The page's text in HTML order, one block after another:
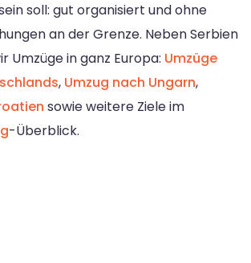
soll: gut organisiert und ohne
an der Grenze. Neben Serbien
Umzüge in ganz Europa: Umzüge
, Umzug nach Ungarn,
sowie weitere Ziele im
-Überblick.